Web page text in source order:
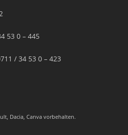
53 0 – 445
/ 34 53 0 – 423
Dacia, Canva vorbehalten.